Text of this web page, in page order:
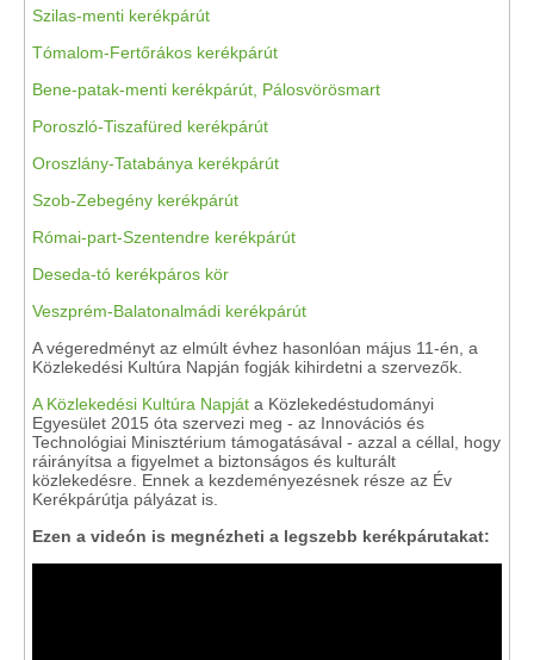
Szilas-menti kerékpárút
Tómalom-Fertőrákos kerékpárút
Bene-patak-menti kerékpárút, Pálosvörösmart
Poroszló-Tiszafüred kerékpárút
Oroszlány-Tatabánya kerékpárút
Szob-Zebegény kerékpárút
Római-part-Szentendre kerékpárút
Deseda-tó kerékpáros kör
Veszprém-Balatonalmádi kerékpárút
A végeredményt az elmúlt évhez hasonlóan május 11-én, a
Közlekedési Kultúra Napján fogják kihirdetni a szervezők.
A Közlekedési Kultúra Napját a Közlekedéstudományi
Egyesület 2015 óta szervezi meg - az Innovációs és
Technológiai Minisztérium támogatásával - azzal a céllal, hogy
ráirányítsa a figyelmet a biztonságos és kulturált
közlekedésre. Ennek a kezdeményezésnek része az Év
Kerékpárútja pályázat is.
Ezen a videón is megnézheti a legszebb kerékpárutakat: